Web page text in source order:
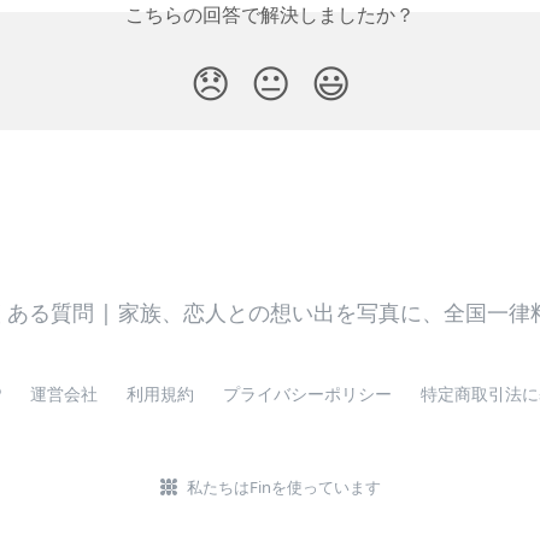
こちらの回答で解決しましたか？
😞 😐 😃
運営会社 利用規約 プライバシーポリシー 特定商取引法
私たちはFinを使っています